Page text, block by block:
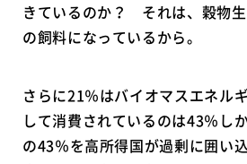
きているのか？ それは、穀物
の飼料になっているから。
さらに21％はバイオマスエネル
して消費されているのは43％し
の43％を高所得国が過剰に囲い